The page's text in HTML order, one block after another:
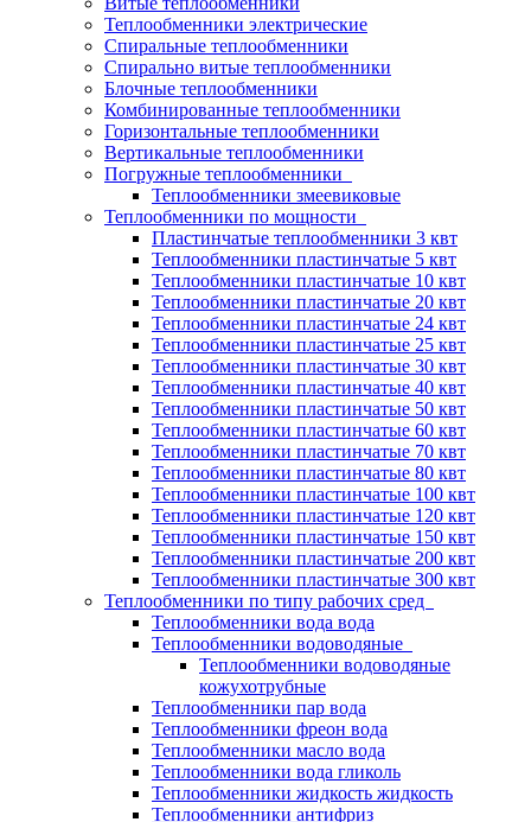
Теплообменники электрические
Спиральные теплообменники
Спирально витые теплообменники
Блочные теплообменники
Комбинированные теплообменники
Горизонтальные теплообменники
Вертикальные теплообменники
Погружные теплообменники
Теплообменники змеевиковые
Теплообменники по мощности
Пластинчатые теплообменники 3 квт
Теплообменники пластинчатые 5 квт
Теплообменники пластинчатые 10 квт
Теплообменники пластинчатые 20 квт
Теплообменники пластинчатые 24 квт
Теплообменники пластинчатые 25 квт
Теплообменники пластинчатые 30 квт
Теплообменники пластинчатые 40 квт
Теплообменники пластинчатые 50 квт
Теплообменники пластинчатые 60 квт
Теплообменники пластинчатые 70 квт
Теплообменники пластинчатые 80 квт
Теплообменники пластинчатые 100 квт
Теплообменники пластинчатые 120 квт
Теплообменники пластинчатые 150 квт
Теплообменники пластинчатые 200 квт
Теплообменники пластинчатые 300 квт
Теплообменники по типу рабочих сред
Теплообменники вода вода
Теплообменники водоводяные
Теплообменники водоводяные
кожухотрубные
Теплообменники пар вода
Теплообменники фреон вода
Теплообменники масло вода
Теплообменники вода гликоль
Теплообменники жидкость жидкость
Теплообменники антифриз